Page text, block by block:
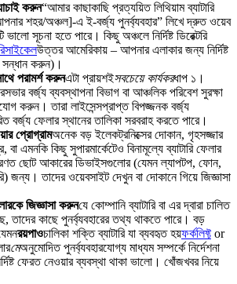
করুন“আমার কাছাকাছি প্রত্যয়িত লিথিয়াম ব্যাটারি
শহর/অঞ্চল]-এ ই-বর্জ্য পুনর্ব্যবহার” লিখে দ্রুত ওয়েব
সূচনা হতে পারে। কিছু অঞ্চলে নির্দিষ্ট ডিরেক্টরি
উত্তর আমেরিকায় – আপনার এলাকার জন্য নির্দিষ্ট
করুন)।
পরামর্শ করুনএটা প্রায়শইসবচেয়ে কার্যকরধাপ ১।
বর্জ্য ব্যবস্থাপনা বিভাগ বা আঞ্চলিক পরিবেশ সুরক্ষা
করুন। তারা লাইসেন্সপ্রাপ্ত বিপজ্জনক বর্জ্য
বর্জ্য ফেলার স্থানের তালিকা সরবরাহ করতে পারে।
প্রোগ্রামঅনেক বড় ইলেকট্রনিক্সের দোকান, গৃহসজ্জার
বা এমনকি কিছু সুপারমার্কেটেও বিনামূল্যে ব্যাটারি ফেলার
ছোট আকারের ডিভাইসগুলোর (যেমন ল্যাপটপ, ফোন,
জন্য। তাদের ওয়েবসাইট দেখুন বা দোকানে গিয়ে জিজ্ঞাসা
জিজ্ঞাসা করুনযে কোম্পানি ব্যাটারি বা এর দ্বারা চালিত
তাদের কাছে পুনর্ব্যবহারের তথ্য থাকতে পারে। বড়
রয়পাওচালিকা শক্তি ব্যাটারি যা ব্যবহৃত হয়ফর্কলিফ্টor
মেঅনুমোদিত পুনর্ব্যবহারযোগ্য মাধ্যম সম্পর্কে নির্দেশনা
ফেরত নেওয়ার ব্যবস্থা থাকা ভালো। খোঁজখবর নিয়ে